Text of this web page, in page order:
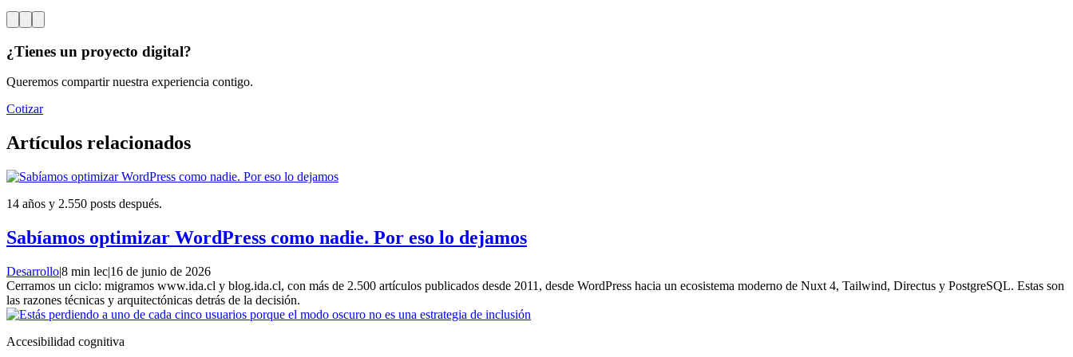
¿Tienes un proyecto digital?
Queremos compartir nuestra experiencia contigo.
Cotizar
Artículos relacionados
14 años y 2.550 posts después.
Sabíamos optimizar WordPress como nadie. Por eso lo dejamos
Desarrollo|8 min lec|16 de junio de 2026
Cerramos un ciclo: migramos www.ida.cl y blog.ida.cl, con más de 2.500 artículos publicados desde 2011, desde WordPress hacia un ecosistema moderno de Nuxt 4, Tailwind, Directus y PostgreSQL. Estas son
las razones técnicas y arquitectónicas detrás de la decisión.
Accesibilidad cognitiva